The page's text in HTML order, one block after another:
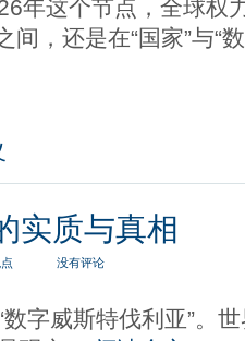
年这个节点，全球权
间，还是在“国家”与“
实质与真相
没有评论
字威斯特伐利亚”。